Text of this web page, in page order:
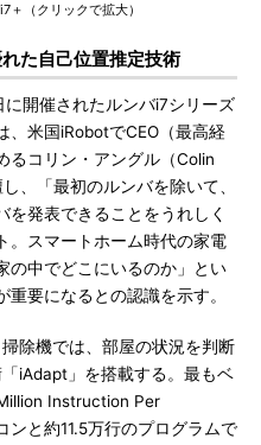
＋（クリックで拡大）
た自己位置推定技術
開催されたルンバi7シリーズ
、米国iRobotでCEO（最高経
るコリン・アングル（Colin
、「最初のルンバを除いて、
を発表できることをうれしく
。スマートホーム時代の家電
の中でどこにいるのか」とい
重要になるとの認識を示す。
除機では、部屋の状況を判断
iAdapt」を搭載する。最もベ
Instruction Per
と約11.5万行のプログラムで